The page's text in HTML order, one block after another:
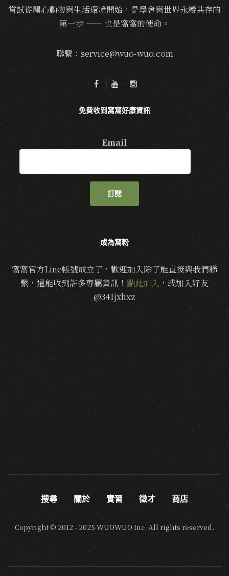
嘗試從關心動物與生活環境開始，是學會與世界永續共存的
第一步 —— 也是窩窩的使命。
聯繫：service@wuo-wuo.com
免費收到窩窩好康資訊
Email
訂閱
成為窩粉
窩窩官方Line帳號成立了，歡迎加入除了能直接與我們聯
繫，還能收到許多專屬資訊！ 點此加入 ，或加入好友
@341jxhxz
搜尋 關於 實習 徵才 商店
Copyright © 2012 - 2025 WUOWUO Inc. All rights reserved.